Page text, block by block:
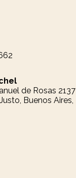
de Rosas 2137
Buenos Aires,